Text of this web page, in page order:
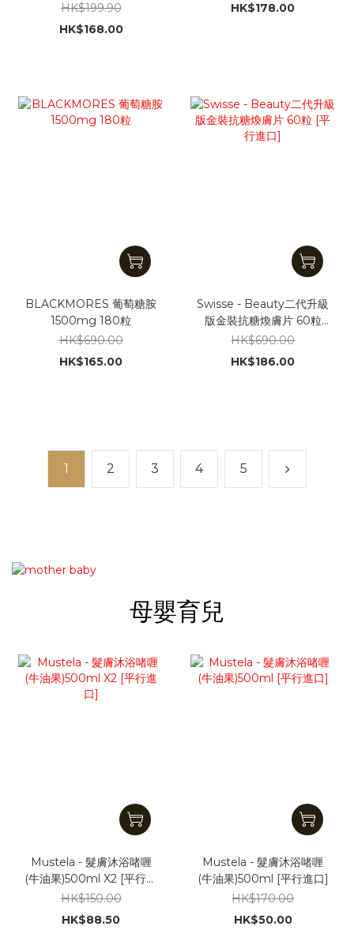
HK$199.90
HK$168.00
進口]
HK$178.00
BLACKMORES 葡萄糖胺
1500mg 180粒
HK$690.00
HK$165.00
Swisse - Beauty二代升級
版金裝抗糖煥膚片 60粒
[平行進口]
HK$690.00
HK$186.00
1 2 3 4 5
母嬰育兒
Mustela - 髮膚沐浴啫喱
(牛油果)500ml X2 [平行進
口]
HK$150.00
HK$88.50
Mustela - 髮膚沐浴啫喱
(牛油果)500ml [平行進口]
HK$170.00
HK$50.00